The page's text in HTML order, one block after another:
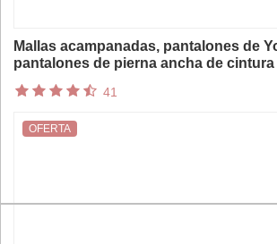
Mallas acampanadas, pantalones de
pantalones de pierna ancha de cintura
deportivos acampanados, pantalones
41
OFERTA